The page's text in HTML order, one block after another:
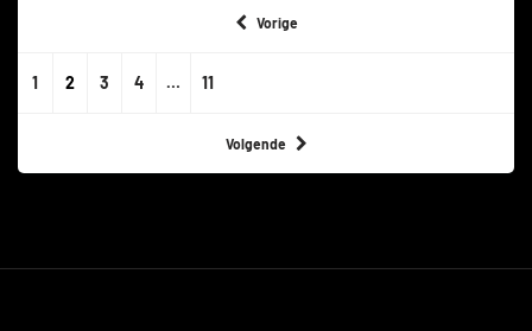
Vorige
1 2 3 4 … 11
Volgende